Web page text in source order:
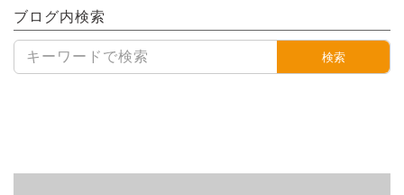
ブログ内検索
検索